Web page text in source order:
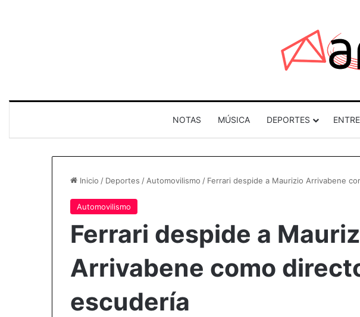
NOTAS MÚSICA DEPORTES
Inicio / Deportes / Automovilismo / Ferrari despide a Maurizio Arrivabene
Automovilismo
Ferrari despide a
Arrivabene como
escudería